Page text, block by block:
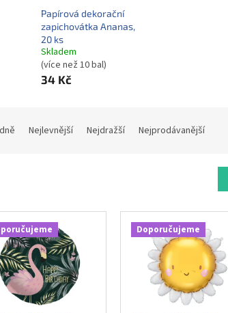
Papírová dekorační
zapichovátka Ananas,
20 ks
Skladem
(více než 10 bal)
34 Kč
Nejlevnější Nejdražší Nejprodávanější
Doporučujeme